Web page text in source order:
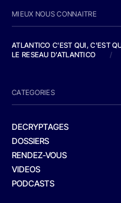
MIEUX NOUS CONNAITRE
ATLANTICO C'EST QUI, C'EST
LE RESEAU D'ATLANTICO
/
CATEGORIES
DECRYPTAGES
DOSSIERS
RENDEZ-VOUS
VIDEOS
PODCASTS